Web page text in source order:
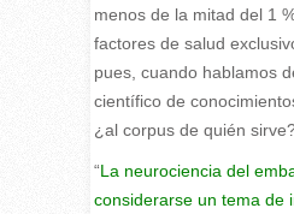
menos de la mitad del 1
factores de salud
pues, cuando hablamos
científico de
¿al corpus de quién
“La neurociencia del
considerarse un tema de